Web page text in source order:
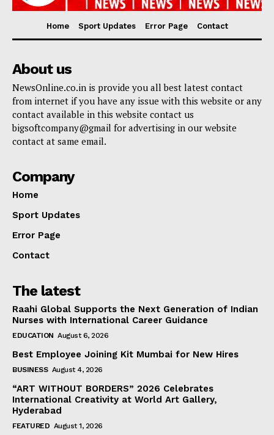
Home Sport Updates Error Page Contact
About us
NewsOnline.co.in is provide you all best latest contact
from internet if you have any issue with this website or any
contact available in this website contact us
bigsoftcompany@gmail for advertising in our website
contact at same email.
Company
Home
Sport Updates
Error Page
Contact
The latest
Raahi Global Supports the Next Generation of Indian
Nurses with International Career Guidance
EDUCATION August 6, 2026
Best Employee Joining Kit Mumbai for New Hires
BUSINESS August 4, 2026
“ART WITHOUT BORDERS” 2026 Celebrates
International Creativity at World Art Gallery,
Hyderabad
FEATURED August 1, 2026